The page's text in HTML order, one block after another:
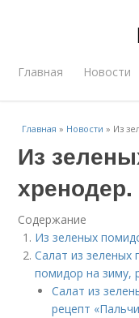
Главная Новости
Главная » Новости » Из
Из
хренодер.
Содержание
Из зеленых
Салат из зеленых
помидор на зиму,
Салат из
рецепт